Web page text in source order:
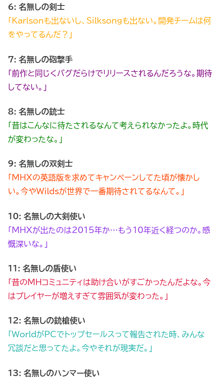
6: 名無しの剣士
「Karlsonも出ないし、Silksongも出ない。開発チームは何
をやってるんだ？」
7: 名無しの砲撃手
「前作と同じくバグだらけでリリースされるんだろうな。期待
してない。」
8: 名無しの銃士
「昔はこんなに待たされるなんて考えられなかったよ。時代
が変わったな。」
9: 名無しの双剣士
「MHXの英語版を求めてキャンペーンしてた頃が懐かし
い。今やWildsが世界で一番期待されてるなんて。」
10: 名無しの大剣使い
「MHXが出たのは2015年か…もう10年近く経つのか。感
慨深いな。」
11: 名無しの盾使い
「昔のMHコミュニティは助け合いがすごかったんだよな。今
はプレイヤーが増えすぎて雰囲気が変わった。」
12: 名無しの銃槍使い
「WorldがPCでトップセールスって報告された時、みんな
冗談だと思ってたよ。今やそれが現実だ。」
13: 名無しのハンマー使い